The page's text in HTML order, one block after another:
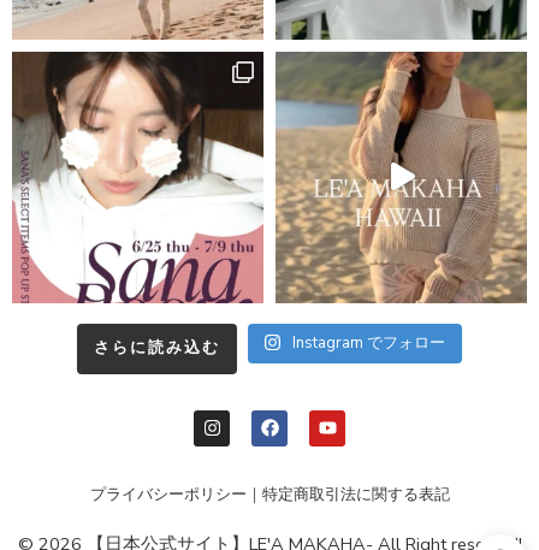
さらに読み込む Instagram でフォロー
プライバシーポリシー ｜ 特定商取引法に関する表記
© 2026 【日本公式サイト】LE'A MAKAHA- All Right reserved!